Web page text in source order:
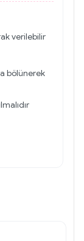
verilebilir
bölünerek